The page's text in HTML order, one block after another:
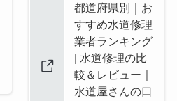
都道府県別｜お
すすめ水道修理
業者ランキング
| 水道修理の比
較＆レビュー｜
水道屋さんの口